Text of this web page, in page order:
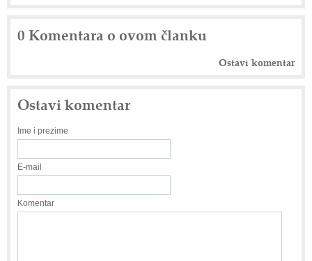
0 Komentara o ovom članku
Ostavi komentar
Ostavi komentar
Ime i prezime
E-mail
Komentar